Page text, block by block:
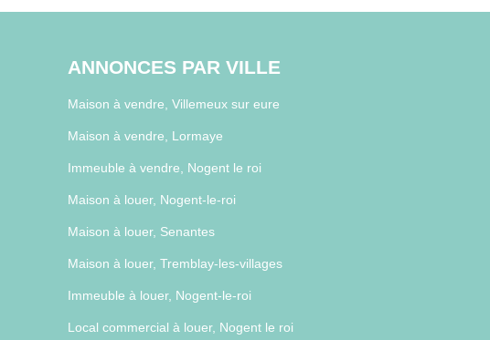
ANNONCES PAR VILLE
Maison à vendre, Villemeux sur eure
Maison à vendre, Lormaye
Immeuble à vendre, Nogent le roi
Maison à louer, Nogent-le-roi
Maison à louer, Senantes
Maison à louer, Tremblay-les-villages
Immeuble à louer, Nogent-le-roi
Local commercial à louer, Nogent le roi